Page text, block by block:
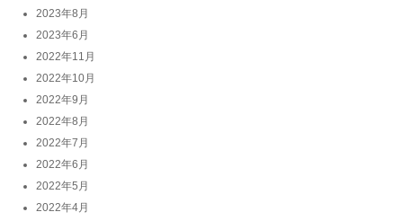
2023年8月
2023年6月
2022年11月
2022年10月
2022年9月
2022年8月
2022年7月
2022年6月
2022年5月
2022年4月